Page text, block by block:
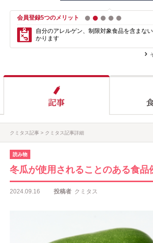
会員登録5つのメリット 1 2 3 4
自分のアレルゲン、制限対象食品を含まない
かります
クミタス記事 クミタス記事詳細
読み物
冬瓜が使用されることのある食品
2024.09.16 投稿者 クミタス